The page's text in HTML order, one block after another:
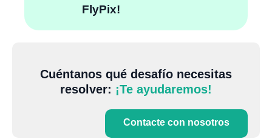
FlyPix!
Cuéntanos qué desafío necesitas
resolver: ¡Te ayudaremos!
Contacte con nosotros